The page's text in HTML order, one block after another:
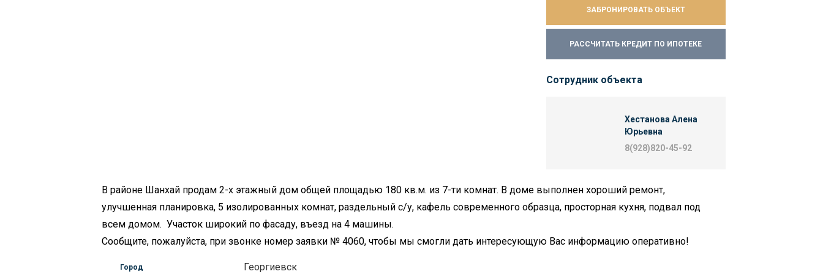
ЗАБРОНИРОВАТЬ ОБЪЕКТ
РАССЧИТАТЬ КРЕДИТ ПО ИПОТЕКЕ
Сотрудник объекта
Хестанова Алена
Юрьевна
8(928)820-45-92
В районе Шанхай продам 2-х этажный дом общей площадью 180 кв.м. из 7-ти комнат. В доме выполнен хороший ремонт,
улучшенная планировка, 5 изолированных комнат, раздельный с/у, кафель современного образца, просторная кухня, подвал под
всем домом. Участок широкий по фасаду, въезд на 4 машины.
Сообщите, пожалуйста, при звонке номер заявки № 4060, чтобы мы смогли дать интересующую Вас информацию оперативно!
Город Георгиевск